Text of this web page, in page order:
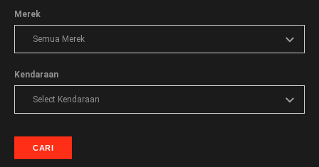
Merek
Kendaraan
CARI